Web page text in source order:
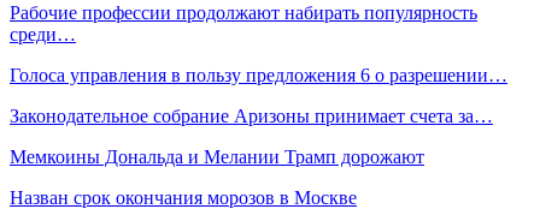
Рабочие профессии продолжают набирать популярность
среди…
Голоса управления в пользу предложения 6 о разрешении…
Законодательное собрание Аризоны принимает счета за…
Мемкоины Дональда и Мелании Трамп дорожают
Назван срок окончания морозов в Москве